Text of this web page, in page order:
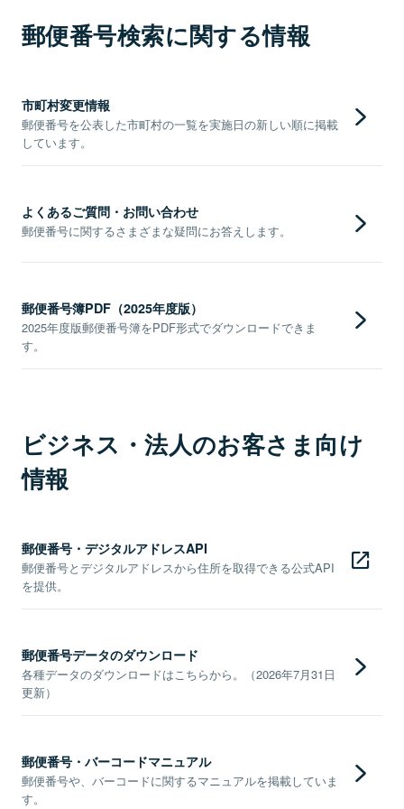
郵便番号検索に関する情報
市町村変更情報
郵便番号を公表した市町村の一覧を実施日の新しい順に掲載
しています。
よくあるご質問・お問い合わせ
郵便番号に関するさまざまな疑問にお答えします。
郵便番号簿PDF（2025年度版）
2025年度版郵便番号簿をPDF形式でダウンロードできま
す。
ビジネス・法人のお客さま向け
情報
郵便番号・デジタルアドレスAPI
郵便番号とデジタルアドレスから住所を取得できる公式API
を提供。
郵便番号データのダウンロード
各種データのダウンロードはこちらから。（2026年7月31日
更新）
郵便番号・バーコードマニュアル
郵便番号や、バーコードに関するマニュアルを掲載していま
す。